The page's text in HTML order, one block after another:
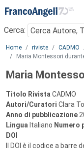
Menu
Cerca:
Main content
Home riviste CADMO
Maria Montessori
Maria
Titolo Rivista CADMO
Autori/Curatori Clara
Anno di pubblicazione
Lingua Italiano Numero
DOI
Il DOI è il codice a